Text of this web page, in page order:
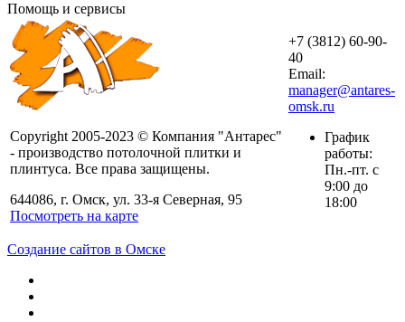
Помощь и сервисы
Copyright 2005-2023 © Компания "Антарес"
- производство потолочной плитки и
плинтуса. Все права защищены.
644086, г. Омск, ул. 33-я Северная, 95
Посмотреть на карте
+7 (3812) 60-90-
40
Email:
manager@antares-
omsk.ru
График
работы:
Пн.-пт. с
9:00 до
18:00
Создание сайтов в Омске